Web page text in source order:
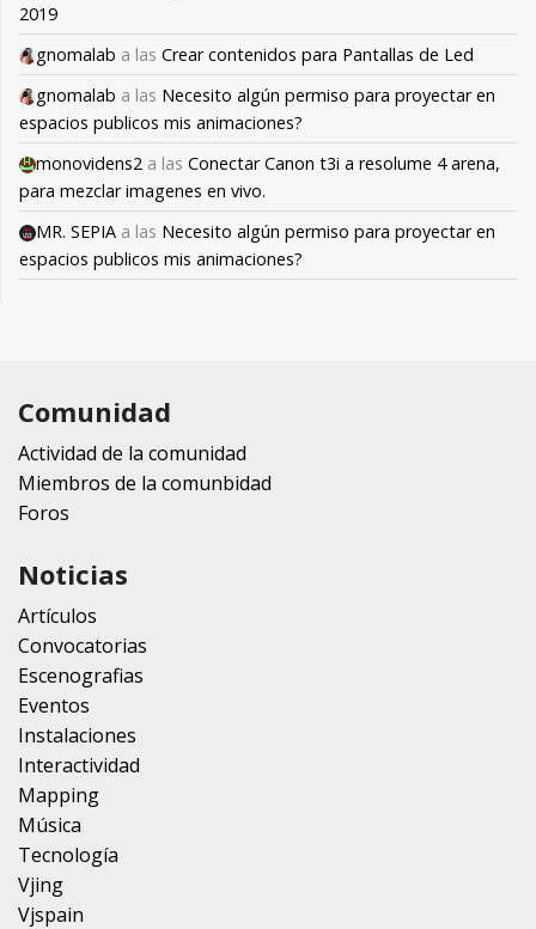
2019
gnomalab a las Crear contenidos para Pantallas de Led
gnomalab a las Necesito algún permiso para proyectar en
espacios publicos mis animaciones?
monovidens2 a las Conectar Canon t3i a resolume 4 arena,
para mezclar imagenes en vivo.
MR. SEPIA a las Necesito algún permiso para proyectar en
espacios publicos mis animaciones?
Comunidad
Actividad de la comunidad
Miembros de la comunbidad
Foros
Noticias
Artículos
Convocatorias
Escenografias
Eventos
Instalaciones
Interactividad
Mapping
Música
Tecnología
Vjing
Vjspain